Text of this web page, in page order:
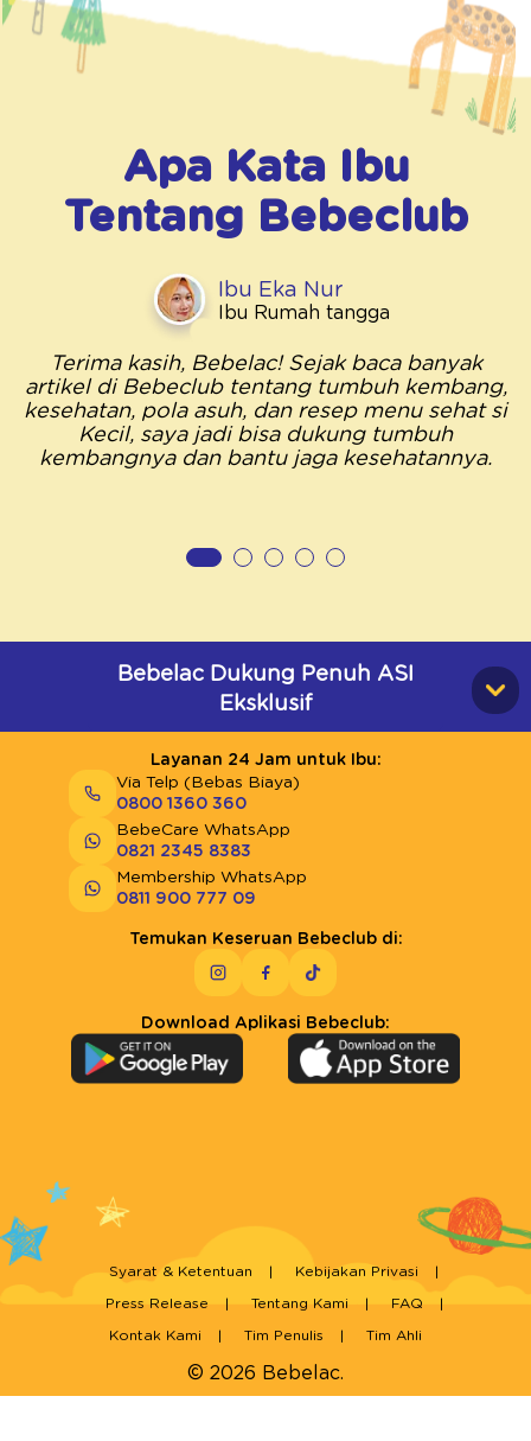
Apa Kata Ibu
Tentang Bebeclub
Ibu Eka Nur
Ibu Rumah tangga
Terima kasih, Bebelac! Sejak baca banyak
artikel di Bebeclub tentang tumbuh kembang,
kesehatan, pola asuh, dan resep menu sehat si
Kecil, saya jadi bisa dukung tumbuh
kembangnya dan bantu jaga kesehatannya.
Bebelac Dukung Penuh ASI
Eksklusif
Layanan 24 Jam untuk Ibu:
Via Telp (Bebas Biaya)
0800 1360 360
BebeCare WhatsApp
0821 2345 8383
Membership WhatsApp
0811 900 777 09
Temukan Keseruan Bebeclub di:
Download Aplikasi Bebeclub:
© 2026 Bebelac.
Syarat & Ketentuan Kebijakan Privasi
Press Release Tentang Kami FAQ
Kontak Kami Tim Penulis Tim Ahli